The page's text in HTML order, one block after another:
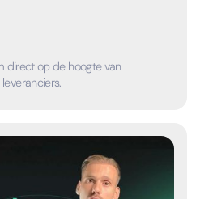
direct op de hoogte van